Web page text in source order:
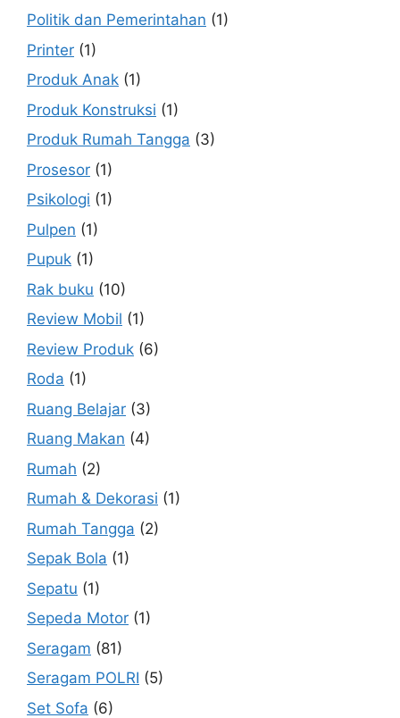
Politik dan Pemerintahan (1)
Printer (1)
Produk Anak (1)
Produk Konstruksi (1)
Produk Rumah Tangga (3)
Prosesor (1)
Psikologi (1)
Pulpen (1)
Pupuk (1)
Rak buku (10)
Review Mobil (1)
Review Produk (6)
Roda (1)
Ruang Belajar (3)
Ruang Makan (4)
Rumah (2)
Rumah & Dekorasi (1)
Rumah Tangga (2)
Sepak Bola (1)
Sepatu (1)
Sepeda Motor (1)
Seragam (81)
Seragam POLRI (5)
Set Sofa (6)